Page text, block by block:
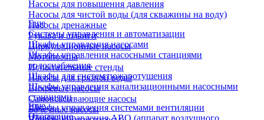
Насосы для повышения давления
Насосы для чистой воды (для скважины на воду)
Насосы дренажные
Рукава и шланги
Циркуляционные насосы
Мотопомпы
Испытательные стенды
Насосы для грязной воды
Вихревые насосы
Самовсасывающие насосы
Бочечные насосы
Еще
Системы управления и автоматизации
Шкафы управления насосами
Шкафы управления насосными станциями
водоснабжения
Шкафы для систем пожаротушения
Шкафы управления канализационными насосными
станциями
Шкафы управления системами вентиляции
Шкафы управления АВО (аппарат воздушного
Еще
Отопление